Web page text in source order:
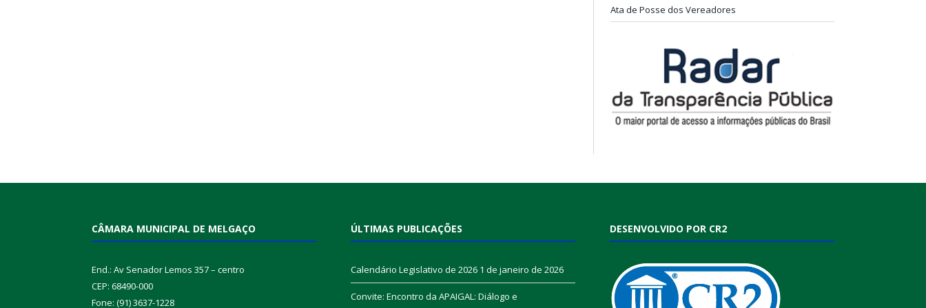
Ata de Posse dos Vereadores
CÂMARA MUNICIPAL DE MELGAÇO
End.: Av Senador Lemos 357 – centro
CEP: 68490-000
Fone: (91) 3637-1228
ÚLTIMAS PUBLICAÇÕES
Calendário Legislativo de 2026 1 de janeiro de 2026
Convite: Encontro da APAIGAL: Diálogo e
DESENVOLVIDO POR CR2